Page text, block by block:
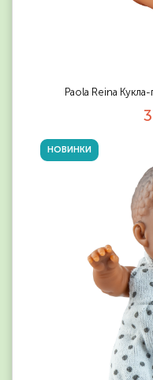
Paola Reina
НОВИНКИ